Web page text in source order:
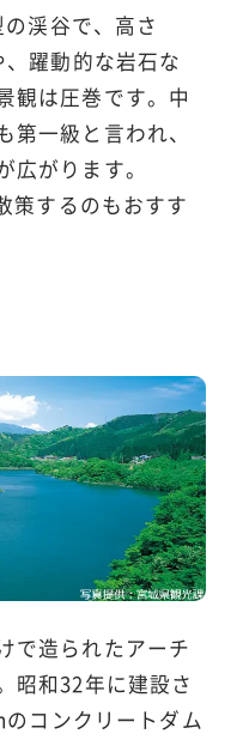
渓谷で、高さ
躍動的な岩石な
観は圧巻です。中
一級と言われ、
がります。
策するのもおすす
で造られたアーチ
昭和32年に建設さ
コンクリートダム